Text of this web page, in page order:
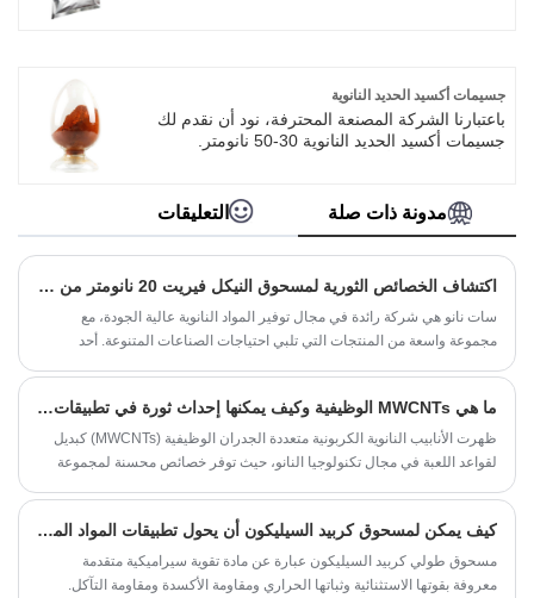
والحفز وبطاريات الليثيوم أيون والمكثفات الفائقة
والتشحيم والعديد من المجالات الأخرى. يمكننا تقديم
الخدمة المهنية وسعر أفضل بالنسبة لك. إذا كنت
جسيمات أكسيد الحديد النانوية
باعتبارنا الشركة المصنعة المحترفة، نود أن نقدم لك
جسيمات أكسيد الحديد النانوية 30-50 نانومتر.
مدونة ذات صلة التعليقات
اكتشاف الخصائص الثورية لمسحوق النيكل فيريت 20 نانومتر من SAT NANO
سات نانو هي شركة رائدة في مجال توفير المواد النانوية عالية الجودة، مع
مجموعة واسعة من المنتجات التي تلبي احتياجات الصناعات المتنوعة. أحد
نتعمق في عالم فريت النيكل ونستكشف الطرق العديدة التي يتمتع بها مسحوق
SAT NANO بحجم 20 نانومتر بالقدرة على إحداث تحول في الصناعات.
ما هي MWCNTs الوظيفية وكيف يمكنها إحداث ثورة في تطبيقات المواد المتقدمة
ظهرت الأنابيب النانوية الكربونية متعددة الجدران الوظيفية (MWCNTs) كبديل
لقواعد اللعبة في مجال تكنولوجيا النانو، حيث توفر خصائص محسنة لمجموعة
للصناعات التي تتراوح من الإلكترونيات إلى الطب الحيوي.
كيف يمكن لمسحوق كربيد السيليكون أن يحول تطبيقات المواد المتقدمة
مسحوق طولي كربيد السيليكون عبارة عن مادة تقوية سيراميكية متقدمة
معروفة بقوتها الاستثنائية وثباتها الحراري ومقاومة الأكسدة ومقاومة التآكل.